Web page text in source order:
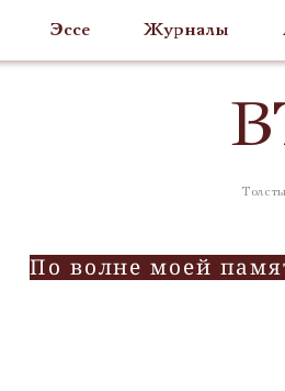
Эссе Журналы
По волне моей